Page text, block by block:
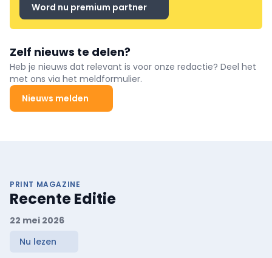
Word nu premium partner
Zelf nieuws te delen?
Heb je nieuws dat relevant is voor onze redactie? Deel het
met ons via het meldformulier.
Nieuws melden
PRINT MAGAZINE
Recente Editie
22 mei 2026
Nu lezen